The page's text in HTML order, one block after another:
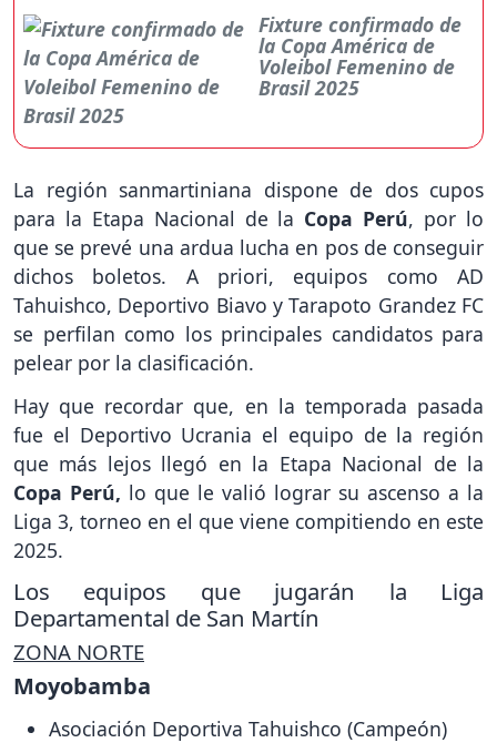
Fixture confirmado de
la Copa América de
Voleibol Femenino de
Brasil 2025
La región sanmartiniana dispone de dos cupos
para la Etapa Nacional de la Copa Perú, por lo
que se prevé una ardua lucha en pos de conseguir
dichos boletos. A priori, equipos como AD
Tahuishco, Deportivo Biavo y Tarapoto Grandez FC
se perfilan como los principales candidatos para
pelear por la clasificación.
Hay que recordar que, en la temporada pasada
fue el Deportivo Ucrania el equipo de la región
que más lejos llegó en la Etapa Nacional de la
Copa Perú, lo que le valió lograr su ascenso a la
Liga 3, torneo en el que viene compitiendo en este
2025.
Los equipos que jugarán la Liga
Departamental de San Martín
ZONA NORTE
Moyobamba
Asociación Deportiva Tahuishco (Campeón)